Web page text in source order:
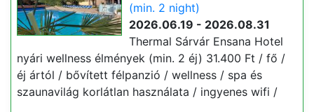
(min. 2 night)
2026.06.19 - 2026.08.31
Thermal Sárvár Ensana Hotel
nyári wellness élmények (min. 2 éj) 31.400 Ft / fő /
éj ártól / bővített félpanzió / wellness / spa és
szaunavilág korlátlan használata / ingyenes wifi /